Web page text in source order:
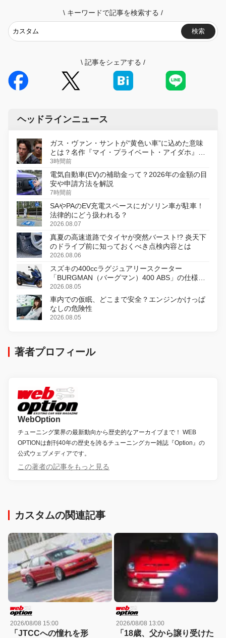
\ キーワードで記事を検索する /
検索
\ 記事をシェアする /
ヘッドラインニュース
ガス・ヴァン・サントが“黄色い車”に込めた意味
とは？名作『マイ・プライベート・アイダホ』が
初のデジタルリマスター版で復活
3時間前
電気自動車(EV)の補助金って？2026年の金額の目
安や申請方法を解説
7時間前
SAやPAのEV充電スペースにガソリン車が駐車！
法律的にどう扱われる？
2026.08.07
真夏の高速道路でタイヤが突然バースト!? 炎天下
のドライブ前に知っておくべき点検内容とは
2026.08.06
スズキの400ccラグジュアリースクーター
「BURGMAN（バーグマン）400 ABS」の仕様を
変更し、8月18日に発売
2026.08.05
車内での仮眠、どこまで安全？エンジンかけっぱ
なしの危険性
2026.08.05
著者プロフィール
WebOption
チューニング業界の最新動向から歴史的なアーカイブまで！ WEB
OPTIONは創刊40年の歴史を誇るチューニングカー雑誌『Option』の
公式ウェブメディアです。
この著者の記事をもっと見る
カスタムの関連記事
2026/08/08 15:00
「JTCCへの憧れを形
2026/08/08 13:00
「18歳、父から譲り受けた